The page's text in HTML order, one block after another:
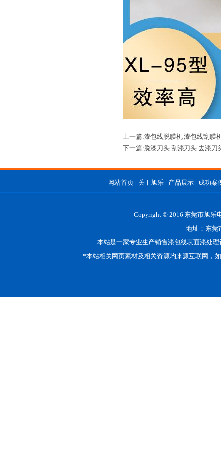
上一篇:漆包线脱膜机 漆包线刮膜
下一篇:脱漆刀头 刮漆刀头 去漆刀
网站首页 | 关于旭乐 | 产品展示 | 成功案
Copyright © 2016 东莞市旭乐
地址：东莞
本站是一家专业生产销售漆包线表面漆处
*本站相关网页素材及相关资源均来源互联网，